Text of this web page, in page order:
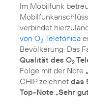
Im Mobilfunk
verbindet
von O2 Telefónica
Bevölkerung. Das
Qualität des O2
Folge mit der Note
CHIP zeichnet das
Top-Note „Sehr